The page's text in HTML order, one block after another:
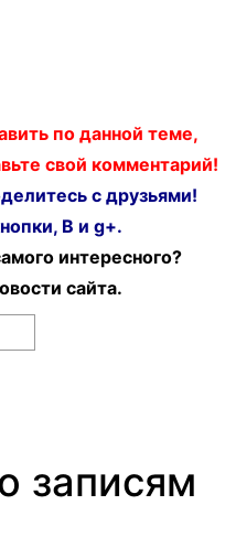
по данной теме,
свой комментарий!
с друзьями!
В и g+.
интересного?
сайта.
записям